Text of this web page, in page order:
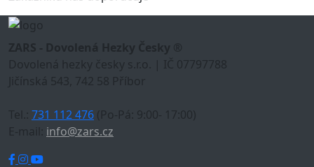
ZARS - Dovolená Hezky Česky ®
Dovolená hezky česky s.r.o. | IČ 07797788
Jičínská 543, 742 58 Příbor
Tel.: 731 112 476 (Po-Pá: 9:00- 17:00)
E-mail: info@zars.cz